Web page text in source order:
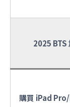
2025 BTS
購買 iPad